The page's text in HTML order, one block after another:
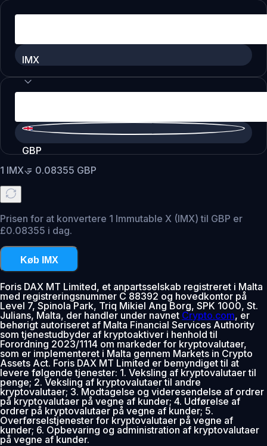
IMX
GBP
1 IMX= 0.08355 GBP
Prisen for at konvertere 1 Immutable X (IMX) til GBP er
£0.08355 i dag.
Køb IMX
Foris DAX MT Limited, et anpartsselskab registreret i Malta
med registreringsnummer C 88392 og hovedkontor på
Level 7, Spinola Park, Triq Mikiel Ang Borg, SPK 1000, St.
Julians, Malta, der handler under navnet Crypto.com, er
behørigt autoriseret af Malta Financial Services Authority
som tjenestudbyder af kryptoaktiver i henhold til
Forordning 2023/1114 om markeder for kryptovalutaer,
som er implementeret i Malta gennem Markets in Crypto
Assets Act. Foris DAX MT Limited er bemyndiget til at
levere følgende tjenester: 1. Veksling af kryptovalutaer til
penge; 2. Veksling af kryptovalutaer til andre
kryptovalutaer; 3. Modtagelse og videresendelse af ordrer
på kryptovalutaer på vegne af kunder; 4. Udførelse af
ordrer på kryptovalutaer på vegne af kunder; 5.
Overførselstjenester for kryptovalutaer på vegne af
kunder; 6. Opbevaring og administration af kryptovalutaer
på vegne af kunder.